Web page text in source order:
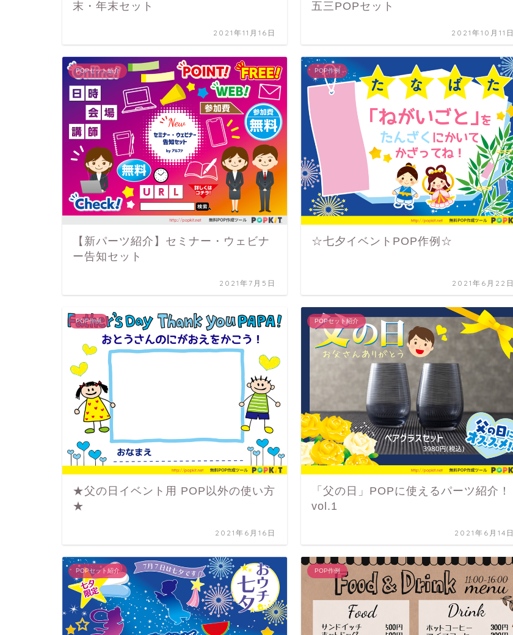
末・年末セット
2021年11月16日
五三POPセット
2021年10月11日
POPセット紹介
【新パーツ紹介】セミナー・ウェビナ
ー告知セット
2021年7月5日
POP作例
☆七夕イベントPOP作例☆
2021年6月22日
POP作例
★父の日イベント用 POP以外の使い方
★
2021年6月16日
POPセット紹介
「父の日」POPに使えるパーツ紹介！
vol.1
2021年6月14日
POPセット紹介 POP作例